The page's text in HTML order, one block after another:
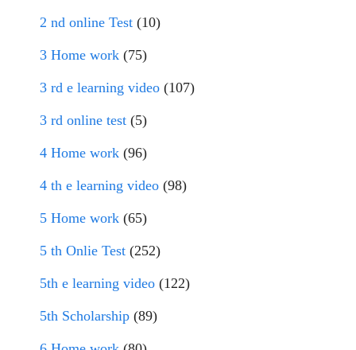
2 nd online Test (10)
3 Home work (75)
3 rd e learning video (107)
3 rd online test (5)
4 Home work (96)
4 th e learning video (98)
5 Home work (65)
5 th Onlie Test (252)
5th e learning video (122)
5th Scholarship (89)